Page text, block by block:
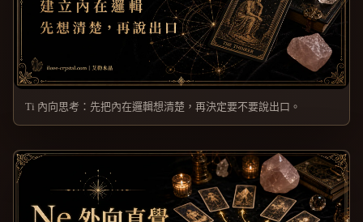
Ti 內向思考：先把內在邏輯想清楚，再決定要不要說出口。